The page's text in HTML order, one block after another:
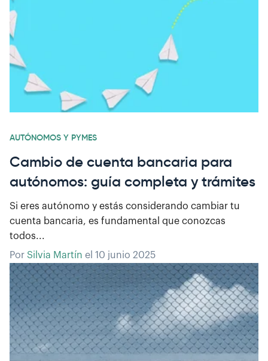
AUTÓNOMOS Y PYMES
Cambio de cuenta bancaria para
autónomos: guía completa y trámites
Si eres autónomo y estás considerando cambiar tu
cuenta bancaria, es fundamental que conozcas
todos...
Por Silvia Martín el 10 junio 2025